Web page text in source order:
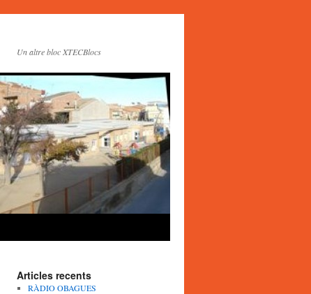
Un altre bloc XTECBlocs
Articles recents
RÀDIO OBAGUES